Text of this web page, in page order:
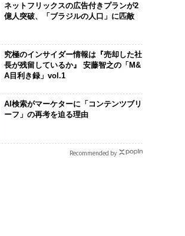
るか──WEOYモナコで
見た、くら寿司の経営哲
パシオが描く
ネットフリックスの広告付きプランが2
億人突破、「ブラジルの人口」に匹敵
究極のインサイダー情報は『売却した社
長が残留しているか』 安藤智之の「M&
A目利き録」vol.1
AI検索がマーケターに「コンテンツブリ
ーフ」の再考を迫る理由
Recommended by